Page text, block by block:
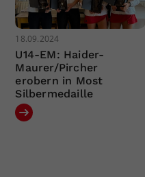
18.09.2024
U14-EM: Haider-
Maurer/Pircher
erobern in Most
Silbermedaille